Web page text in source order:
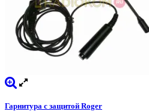
Гарнитура с защитой Roger